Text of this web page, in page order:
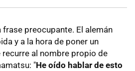
frase preocupante. El alemán
y a la hora de poner un
al nombre propio de
"He oído hablar de esto